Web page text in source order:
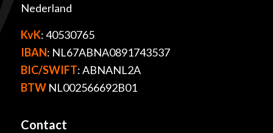
Nederland
KvK: 40530765
IBAN: NL67ABNA0891743537
BIC/SWIFT: ABNANL2A
BTWNL002566692B01
Contact